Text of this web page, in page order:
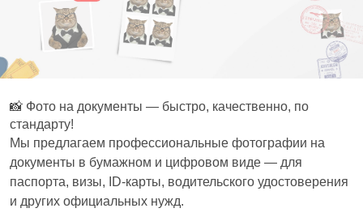
📸 Фото на документы — быстро, качественно, по
стандарту!
Мы предлагаем профессиональные фотографии на
документы в бумажном и цифровом виде — для
паспорта, визы, ID-карты, водительского удостоверения
и других официальных нужд.